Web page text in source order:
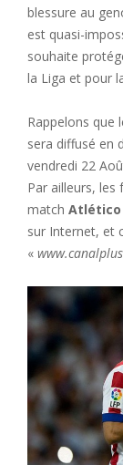
blessure au
est quasi-
souhaite
la Liga et pour
Rappelons que
sera diffusé en
vendredi 22
Par ailleurs, les
match Atlético
sur Internet, et
«